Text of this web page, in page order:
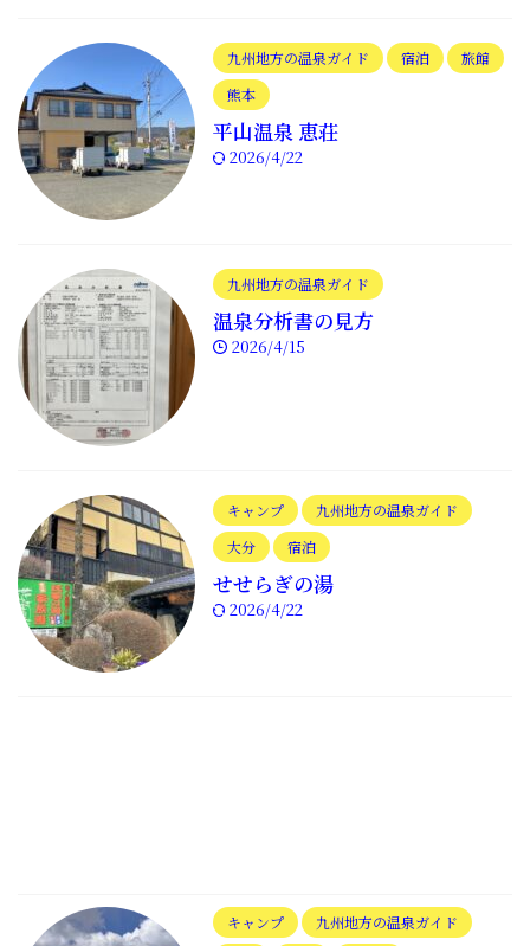
九州地方の温泉ガイド 宿泊
旅館
熊本
平山温泉 恵荘
2026/4/22
九州地方の温泉ガイド
温泉分析書の見方
2026/4/15
キャンプ
九州地方の温泉ガイド
大分
宿泊
せせらぎの湯
2026/4/22
キャンプ
九州地方の温泉ガイド